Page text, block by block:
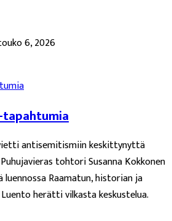
6, 2026
tapahtumia
antisemitismiin keskittynyttä
tohtori Susanna Kokkonen
Raamatun, historian ja
herätti vilkasta keskustelua.